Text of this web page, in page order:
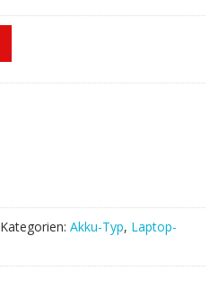
Kategorien: Akku-Typ, Laptop-